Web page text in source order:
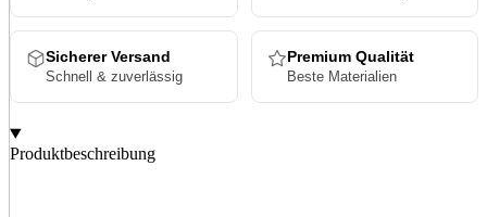
Sicherer Versand
Schnell & zuverlässig
Premium Qualität
Beste Materialien
Produktbeschreibung